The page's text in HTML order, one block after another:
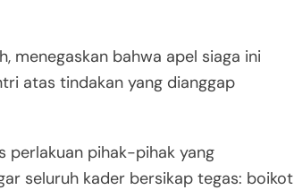
menegaskan bahwa apel siaga ini
atas tindakan yang dianggap
perlakuan pihak-pihak yang
seluruh kader bersikap tegas: boikot